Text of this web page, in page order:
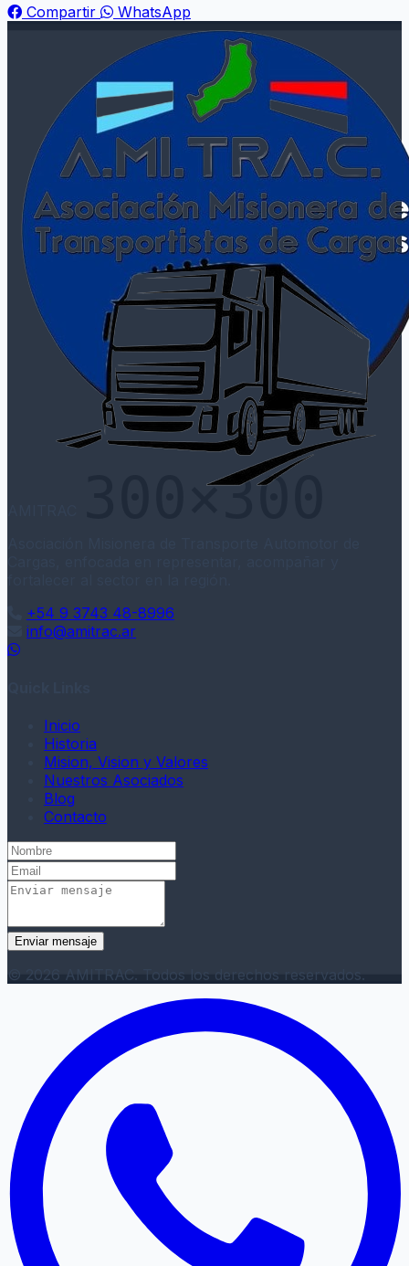
Compartir
WhatsApp
+54 9 3743 48-8996
info@amitrac.ar
WhatsApp
Inicio
Historia
Mision, Vision y Valores
Nuestros Asociados
Blog
Contacto
Enviar mensaje
© 2026 AMITRAC. Todos los derechos reservados.